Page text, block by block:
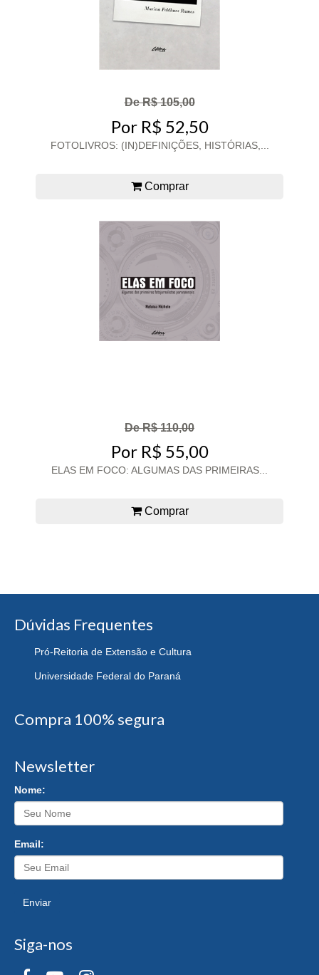
De R$ 105,00
Por R$ 52,50
FOTOLIVROS: (IN)DEFINIÇÕES, HISTÓRIAS,...
Comprar
De R$ 110,00
Por R$ 55,00
ELAS EM FOCO: ALGUMAS DAS PRIMEIRAS...
Comprar
Dúvidas Frequentes
Pró-Reitoria de Extensão e Cultura
Universidade Federal do Paraná
Compra 100% segura
Newsletter
Nome:
Email:
Enviar
Siga-nos